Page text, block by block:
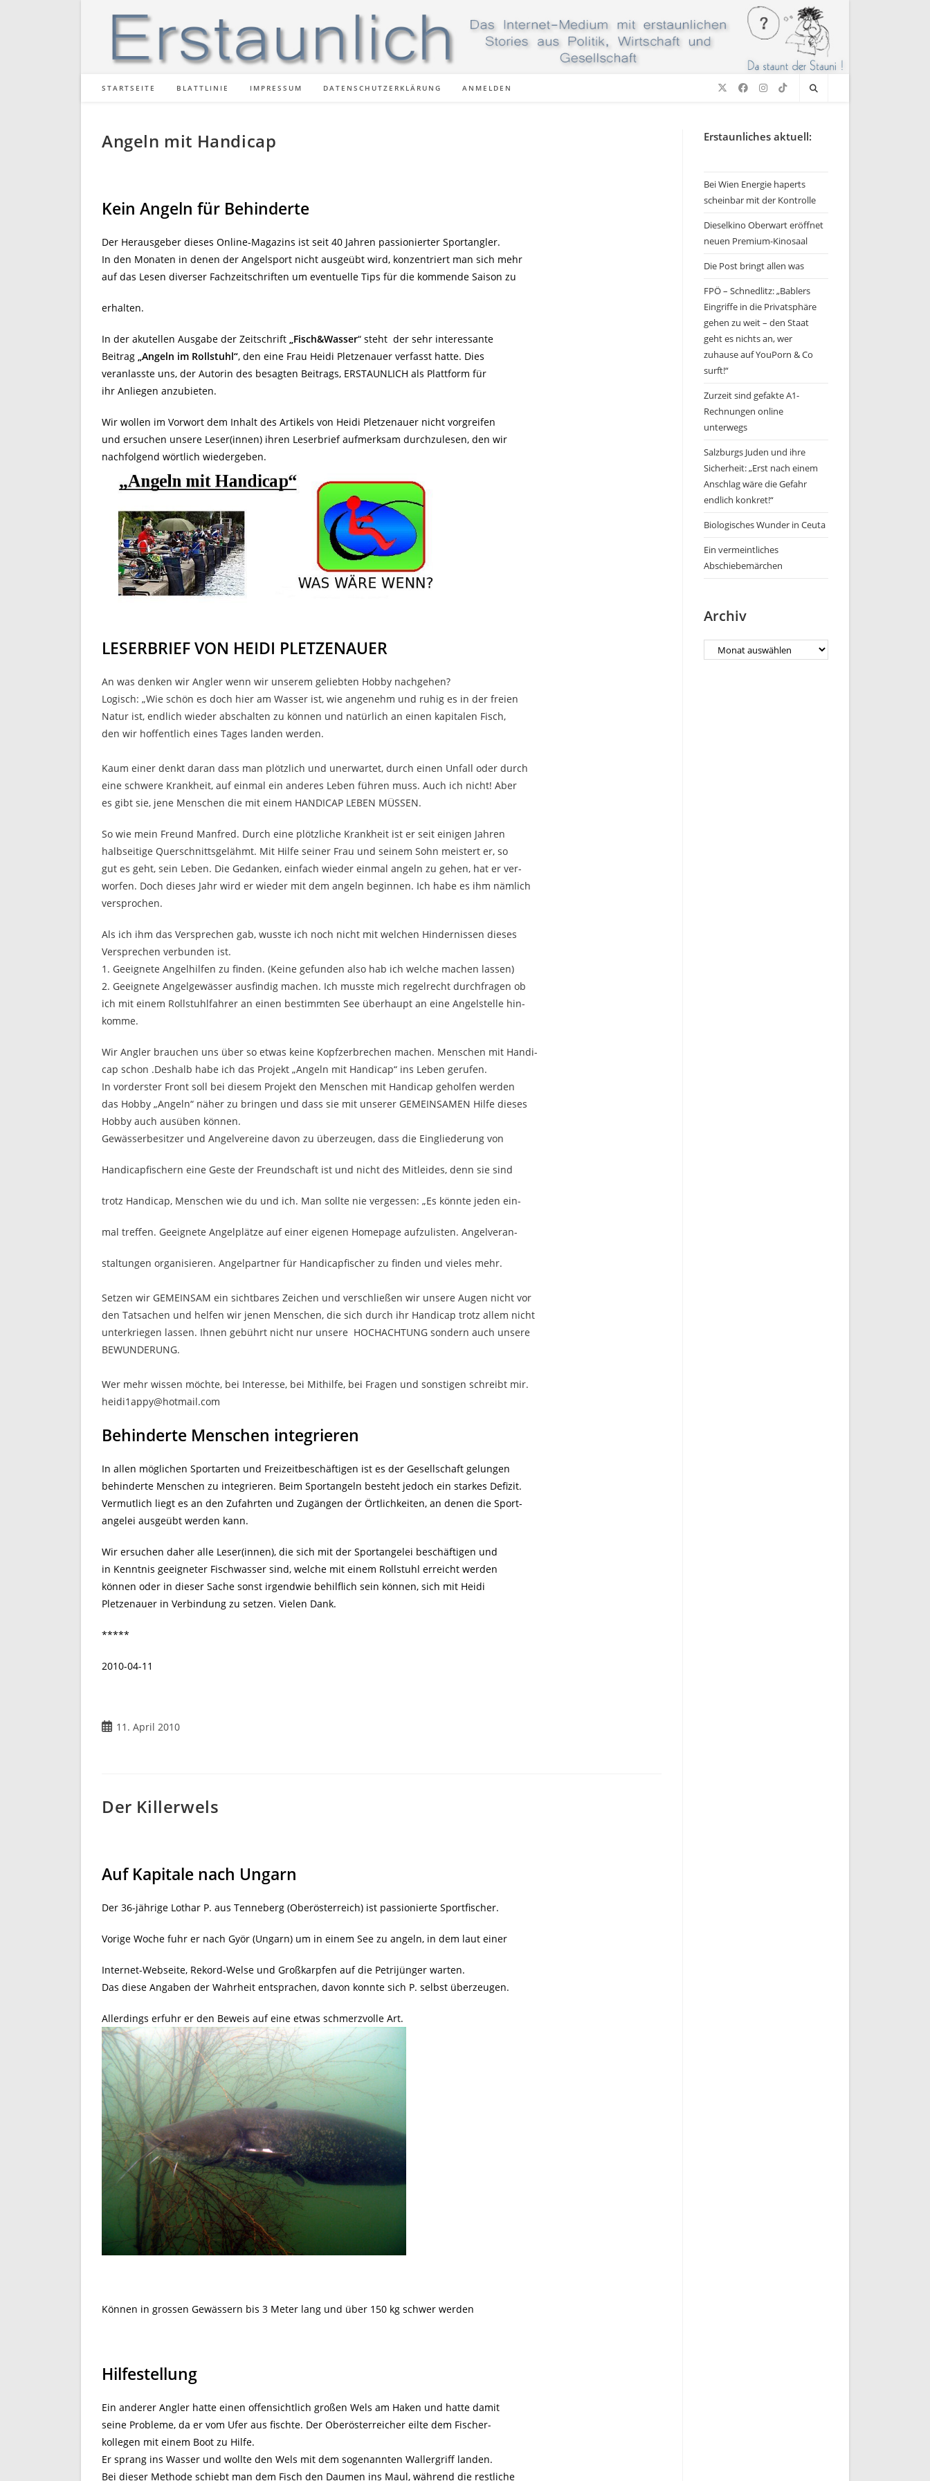
STARTSEITE BLATTLINIE IMPRESSUM DATENSCHUTZERKLÄRUNG ANMELDEN
Angeln mit Handicap
Kein Angeln für Behinderte
Der Herausgeber dieses Online-Magazins ist seit 40 Jahren passionierter Sportangler.
In den Monaten in denen der Angelsport nicht ausgeübt wird, konzentriert man sich mehr
auf das Lesen diverser Fachzeitschriften um eventuelle Tips für die kommende Saison zu
erhalten.
In der akutellen Ausgabe der Zeitschrift „Fisch&Wasser“ steht der sehr interessante
Beitrag „Angeln im Rollstuhl“, den eine Frau Heidi Pletzenauer verfasst hatte. Dies
veranlasste uns, der Autorin des besagten Beitrags, ERSTAUNLICH als Plattform für
ihr Anliegen anzubieten.
Wir wollen im Vorwort dem Inhalt des Artikels von Heidi Pletzenauer nicht vorgreifen
und ersuchen unsere Leser(innen) ihren Leserbrief aufmerksam durchzulesen, den wir
nachfolgend wörtlich wiedergeben.
LESERBRIEF VON HEIDI PLETZENAUER
An was denken wir Angler wenn wir unserem geliebten Hobby nachgehen?
Logisch: „Wie schön es doch hier am Wasser ist, wie angenehm und ruhig es in der freien
Natur ist, endlich wieder abschalten zu können und natürlich an einen kapitalen Fisch,
den wir hoffentlich eines Tages landen werden.
Kaum einer denkt daran dass man plötzlich und unerwartet, durch einen Unfall oder durch
eine schwere Krankheit, auf einmal ein anderes Leben führen muss. Auch ich nicht! Aber
es gibt sie, jene Menschen die mit einem HANDICAP LEBEN MÜSSEN.
So wie mein Freund Manfred. Durch eine plötzliche Krankheit ist er seit einigen Jahren
halbseitige Querschnittsgelähmt. Mit Hilfe seiner Frau und seinem Sohn meistert er, so
gut es geht, sein Leben. Die Gedanken, einfach wieder einmal angeln zu gehen, hat er ver-
worfen. Doch dieses Jahr wird er wieder mit dem angeln beginnen. Ich habe es ihm nämlich
versprochen.
Als ich ihm das Versprechen gab, wusste ich noch nicht mit welchen Hindernissen dieses
Versprechen verbunden ist.
1. Geeignete Angelhilfen zu finden. (Keine gefunden also hab ich welche machen lassen)
2. Geeignete Angelgewässer ausfindig machen. Ich musste mich regelrecht durchfragen ob
ich mit einem Rollstuhlfahrer an einen bestimmten See überhaupt an eine Angelstelle hin-
komme.
Wir Angler brauchen uns über so etwas keine Kopfzerbrechen machen. Menschen mit Handi-
cap schon .Deshalb habe ich das Projekt „Angeln mit Handicap“ ins Leben gerufen.
In vorderster Front soll bei diesem Projekt den Menschen mit Handicap geholfen werden
das Hobby „Angeln“ näher zu bringen und dass sie mit unserer GEMEINSAMEN Hilfe dieses
Hobby auch ausüben können.
Gewässerbesitzer und Angelvereine davon zu überzeugen, dass die Eingliederung von
Handicapfischern eine Geste der Freundschaft ist und nicht des Mitleides, denn sie sind
trotz Handicap, Menschen wie du und ich. Man sollte nie vergessen: „Es könnte jeden ein-
mal treffen. Geeignete Angelplätze auf einer eigenen Homepage aufzulisten. Angelveran-
staltungen organisieren. Angelpartner für Handicapfischer zu finden und vieles mehr.
Setzen wir GEMEINSAM ein sichtbares Zeichen und verschließen wir unsere Augen nicht vor
den Tatsachen und helfen wir jenen Menschen, die sich durch ihr Handicap trotz allem nicht
unterkriegen lassen. Ihnen gebührt nicht nur unsere HOCHACHTUNG sondern auch unsere
BEWUNDERUNG.
Wer mehr wissen möchte, bei Interesse, bei Mithilfe, bei Fragen und sonstigen schreibt mir.
heidi1appy@hotmail.com
Behinderte Menschen integrieren
In allen möglichen Sportarten und Freizeitbeschäftigen ist es der Gesellschaft gelungen
behinderte Menschen zu integrieren. Beim Sportangeln besteht jedoch ein starkes Defizit.
Vermutlich liegt es an den Zufahrten und Zugängen der Örtlichkeiten, an denen die Sport-
angelei ausgeübt werden kann.
Wir ersuchen daher alle Leser(innen), die sich mit der Sportangelei beschäftigen und
in Kenntnis geeigneter Fischwasser sind, welche mit einem Rollstuhl erreicht werden
können oder in dieser Sache sonst irgendwie behilflich sein können, sich mit Heidi
Pletzenauer in Verbindung zu setzen. Vielen Dank.
*****
2010-04-11
Beitrag11. April 2010
Der Killerwels
Auf Kapitale nach Ungarn
Der 36-jährige Lothar P. aus Tenneberg (Oberösterreich) ist passionierte Sportfischer.
Vorige Woche fuhr er nach Györ (Ungarn) um in einem See zu angeln, in dem laut einer
Internet-Webseite, Rekord-Welse und Großkarpfen auf die Petrijünger warten.
Das diese Angaben der Wahrheit entsprachen, davon konnte sich P. selbst überzeugen.
Allerdings erfuhr er den Beweis auf eine etwas schmerzvolle Art.
Können in grossen Gewässern bis 3 Meter lang und über 150 kg schwer werden
Hilfestellung
Ein anderer Angler hatte einen offensichtlich großen Wels am Haken und hatte damit
seine Probleme, da er vom Ufer aus fischte. Der Oberösterreicher eilte dem Fischer-
kollegen mit einem Boot zu Hilfe.
Er sprang ins Wasser und wollte den Wels mit dem sogenannten Wallergriff landen.
Bei dieser Methode schiebt man dem Fisch den Daumen ins Maul, während die restliche
Erstaunliches aktuell:
Bei Wien Energie haperts
scheinbar mit der Kontrolle
Dieselkino Oberwart eröffnet
neuen Premium-Kinosaal
Die Post bringt allen was
FPÖ – Schnedlitz: „Bablers
Eingriffe in die Privatsphäre
gehen zu weit – den Staat
geht es nichts an, wer
zuhause auf YouPorn & Co
surft!“
Zurzeit sind gefakte A1-
Rechnungen online
unterwegs
Salzburgs Juden und ihre
Sicherheit: „Erst nach einem
Anschlag wäre die Gefahr
endlich konkret!“
Biologisches Wunder in Ceuta
Ein vermeintliches
Abschiebemärchen
Archiv
Archiv